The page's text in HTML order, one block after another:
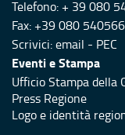
Telefono: + 39 080
Fax: +39 080
Scrivici:email - PEC
Eventi e Stampa
Ufficio Stampa della
Press Regione
Logo e identità